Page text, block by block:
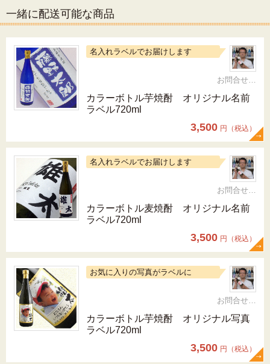
一緒に配送可能な商品
名入れラベルでお届けします
お問合せ 092-321-1597
カラーボトル芋焼酎 オリジナル名前
ラベル720ml
3,500 円（税込）
名入れラベルでお届けします
お問合せ 092-321-1597
カラーボトル麦焼酎 オリジナル名前
ラベル720ml
3,500 円（税込）
お気に入りの写真がラベルに
お問合せ 092-321-1597
カラーボトル芋焼酎 オリジナル写真
ラベル720ml
3,500 円（税込）